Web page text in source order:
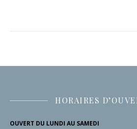
HORAIRES
OUVERT DU LUNDI AU SAMEDI